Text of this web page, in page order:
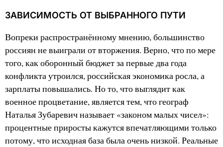
ЗАВИСИМОСТЬ ОТ ВЫБРАННОГО ПУТИ
Вопреки распространённому мнению, большинство
россиян не выиграли от вторжения. Верно, что по мере
того, как оборонный бюджет за первые два года
конфликта утроился, российская экономика росла, а
зарплаты повышались. Но то, что выглядит как
военное процветание, является тем, что географ
Наталья Зубаревич называет «законом малых чисел»:
процентные приросты кажутся впечатляющими только
потому, что исходная база была очень низкой. Реальные